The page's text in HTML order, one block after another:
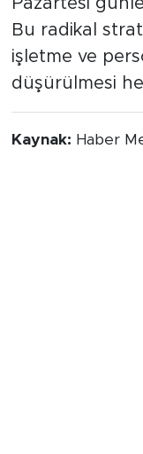
Bu radikal
işletme ve
düşürülmesi
Kaynak: Haber